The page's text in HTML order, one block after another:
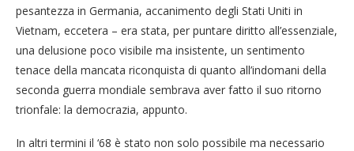
pesantezza in Germania, accanimento degli Stati Uniti in
Vietnam, eccetera – era stata, per puntare diritto all’essenziale,
una delusione poco visibile ma insistente, un sentimento
tenace della mancata riconquista di quanto all’indomani della
seconda guerra mondiale sembrava aver fatto il suo ritorno
trionfale: la democrazia, appunto.
In altri termini il ‘68 è stato non solo possibile ma necessario